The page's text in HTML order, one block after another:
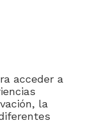
acceder a
la